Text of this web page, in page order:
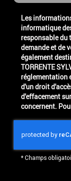
Les
informatique
responsable du
demande et de
également
TORRENTE SYLVIANE. Conformément à la
réglementation
d'un droit
d'effacement
concernent.
*Champs